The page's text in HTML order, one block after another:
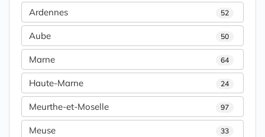
Ardennes 52
Aube 50
Marne 64
Haute-Marne 24
Meurthe-et-Moselle 97
Meuse 33